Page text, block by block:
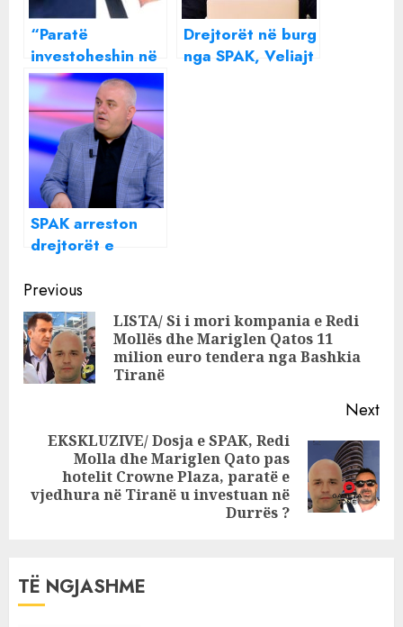
“Paratë
investoheshin në
pasuri të
paluajtshme
dhe…”, SPAK
zbardh skemën,
si përfitonin
drejtorët nga
tenderat abuzive!
Drejtorët në burg
nga SPAK, Veliajt
SPAK arreston
drejtorët e
Hoxha zbulon
çfarë ndodh te
ministria e
Ballukut
Continue
Reading
Previous
LISTA/ Si i mori kompania e Redi
Mollës dhe Mariglen Qatos 11
milion euro tendera nga Bashkia
Tiranë
Next
post:
EKSKLUZIVE/ Dosja e SPAK, Redi
Molla dhe Mariglen Qato pas
hotelit Crowne Plaza, paratë e
vjedhura në Tiranë u investuan në
Durrës ?
TË NGJASHME